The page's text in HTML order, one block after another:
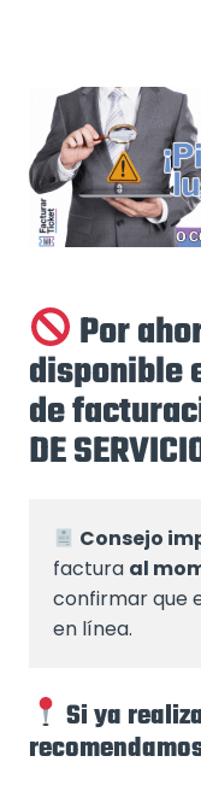
Por
disponible
de
DE
Consejo
factura al
confirmar que
en línea.
Si ya